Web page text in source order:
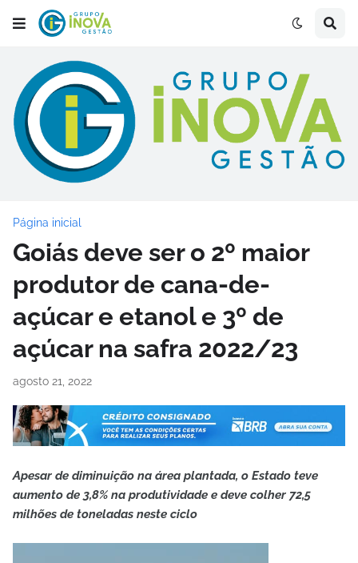
Página inicial
Goiás deve ser o 2º maior
produtor de cana-de-
açúcar e etanol e 3º de
açúcar na safra 2022/23
agosto 21, 2022
Apesar de diminuição na área plantada, o Estado teve
aumento de 3,8% na produtividade e deve colher 72,5
milhões de toneladas neste ciclo